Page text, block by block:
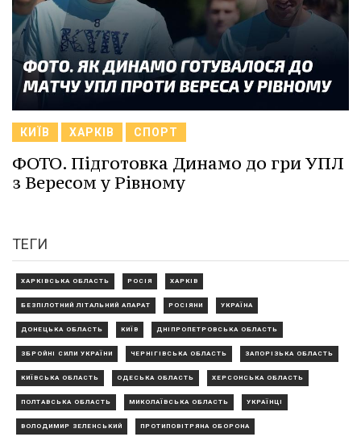
КИЇВ ХАРКІВ СПОРТ
ФОТО. Підготовка Динамо до гри УПЛ
з Вересом у Рівному
ТЕГИ
ХАРКІВСЬКА ОБЛАСТЬ РОСІЯ ХАРКІВ
БЕЗПІЛОТНИЙ ЛІТАЛЬНИЙ АПАРАТ РОСІЯНИ УКРАЇНА
ДОНЕЦЬКА ОБЛАСТЬ КИЇВ ДНІПРОПЕТРОВСЬКА ОБЛАСТЬ
ЗБРОЙНІ СИЛИ УКРАЇНИ ЧЕРНІГІВСЬКА ОБЛАСТЬ ЗАПОРІЗЬКА ОБЛАСТЬ
КИЇВСЬКА ОБЛАСТЬ ОДЕСЬКА ОБЛАСТЬ ХЕРСОНСЬКА ОБЛАСТЬ
ПОЛТАВСЬКА ОБЛАСТЬ МИКОЛАЇВСЬКА ОБЛАСТЬ УКРАЇНЦІ
ВОЛОДИМИР ЗЕЛЕНСЬКИЙ ПРОТИПОВІТРЯНА ОБОРОНА